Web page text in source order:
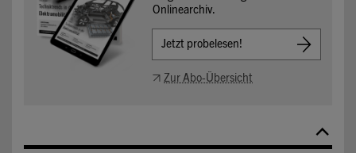
Onlinearchiv.
Jetzt probelesen!
Zur Abo-Übersicht